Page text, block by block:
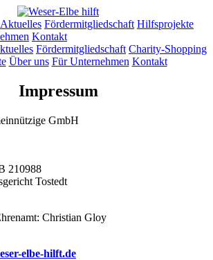
Aktuelles Fördermitgliedschaft Hilfsprojekte
Kontakt
Fördermitgliedschaft Charity-Shopping
Über uns Für Unternehmen Kontakt
Impressum
GmbH
210988
Tostedt
Christian Gloy
elbe-hilft.de